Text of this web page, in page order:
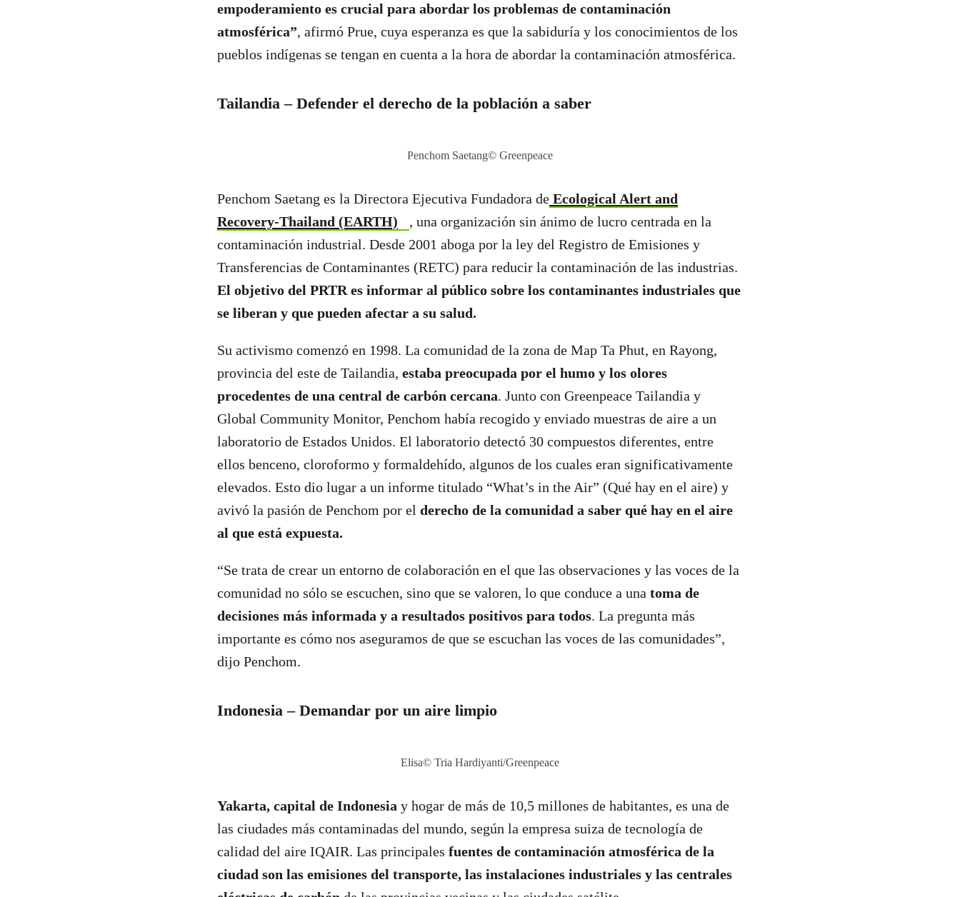
empoderamiento es crucial para abordar los problemas de contaminación
atmosférica”, afirmó Prue, cuya esperanza es que la sabiduría y los conocimientos de los
pueblos indígenas se tengan en cuenta a la hora de abordar la contaminación atmosférica.
Tailandia – Defender el derecho de la población a saber
Penchom Saetang© Greenpeace
Penchom Saetang es la Directora Ejecutiva Fundadora de Ecological Alert and
Recovery-Thailand (EARTH)
, una organización sin ánimo de lucro centrada en la
contaminación industrial. Desde 2001 aboga por la ley del Registro de Emisiones y
Transferencias de Contaminantes (RETC) para reducir la contaminación de las industrias.
El objetivo del PRTR es informar al público sobre los contaminantes industriales que
se liberan y que pueden afectar a su salud.
Su activismo comenzó en 1998. La comunidad de la zona de Map Ta Phut, en Rayong,
provincia del este de Tailandia, estaba preocupada por el humo y los olores
procedentes de una central de carbón cercana. Junto con Greenpeace Tailandia y
Global Community Monitor, Penchom había recogido y enviado muestras de aire a un
laboratorio de Estados Unidos. El laboratorio detectó 30 compuestos diferentes, entre
ellos benceno, cloroformo y formaldehído, algunos de los cuales eran significativamente
elevados. Esto dio lugar a un informe titulado “What’s in the Air” (Qué hay en el aire) y
avivó la pasión de Penchom por el derecho de la comunidad a saber qué hay en el aire
al que está expuesta.
“Se trata de crear un entorno de colaboración en el que las observaciones y las voces de la
comunidad no sólo se escuchen, sino que se valoren, lo que conduce a una toma de
decisiones más informada y a resultados positivos para todos. La pregunta más
importante es cómo nos aseguramos de que se escuchan las voces de las comunidades”,
dijo Penchom.
Indonesia – Demandar por un aire limpio
Elisa© Tria Hardiyanti/Greenpeace
Yakarta, capital de Indonesia y hogar de más de 10,5 millones de habitantes, es una de
las ciudades más contaminadas del mundo, según la empresa suiza de tecnología de
calidad del aire IQAIR. Las principales fuentes de contaminación atmosférica de la
ciudad son las emisiones del transporte, las instalaciones industriales y las centrales